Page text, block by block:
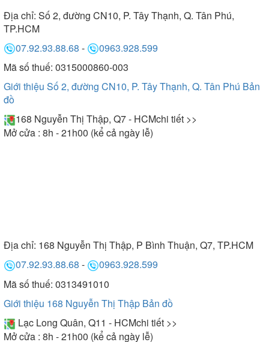
Địa chỉ: Số 2, đường CN10, P. Tây Thạnh, Q. Tân Phú,
TP.HCM
07.92.93.88.68 -
0963.928.599
Mã số thuế: 0315000860-003
Giới thiệu Số 2, đường CN10, P. Tây Thạnh, Q. Tân Phú Bản
đồ
168 Nguyễn Thị Thập, Q7 - HCMchi tiết >>
Mở cửa : 8h - 21h00 (kể cả ngày lễ)
Địa chỉ: 168 Nguyễn Thị Thập, P Bình Thuận, Q7, TP.HCM
07.92.93.88.68 -
0963.928.599
Mã số thuế: 0313491010
Giới thiệu 168 Nguyễn Thị Thập Bản đồ
Lạc Long Quân, Q11 - HCMchi tiết >>
Mở cửa : 8h - 21h00 (kể cả ngày lễ)